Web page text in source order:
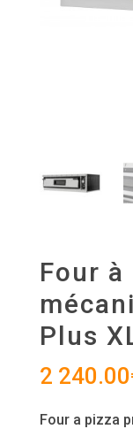
Four
Plus
2 240.00
Four a pizza